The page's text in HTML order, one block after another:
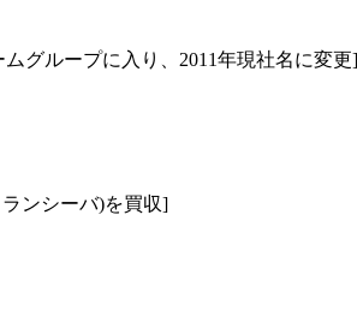
グループに入り、2011年現社名に変更]
ンシーバ)を買収]